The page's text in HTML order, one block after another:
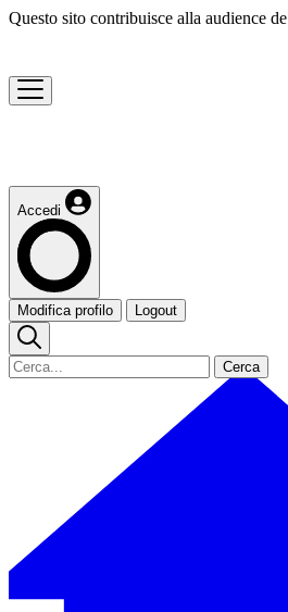
Questo sito contribuisce alla audience de
Accedi
Modifica profilo Logout
Cerca